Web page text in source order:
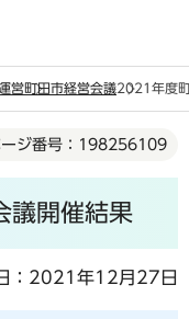
営町田市経営会議2021年度
ジ番号：198256109
議開催結果
：2021年12月27日